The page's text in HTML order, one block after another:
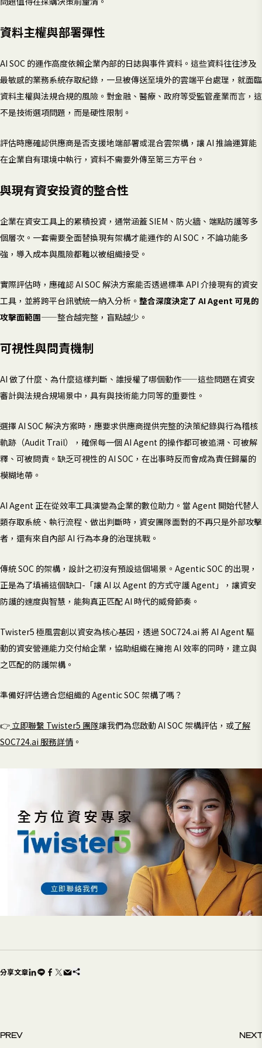
資料主權與部署彈性
AI SOC 的運作高度依賴企業內部的日誌與事件資料。這些資料往往涉及
最敏感的業務系統存取紀錄，一旦被傳送至境外的雲端平台處理，就面臨
資料主權與法規合規的風險。對金融、醫療、政府等受監管產業而言，這
不是技術選項問題，而是硬性限制。
評估時應確認供應商是否支援地端部署或混合雲架構，讓 AI 推論運算能
在企業自有環境中執行，資料不需要外傳至第三方平台。
與現有資安投資的整合性
企業在資安工具上的累積投資，通常涵蓋 SIEM、防火牆、端點防護等多
個層次。一套需要全面替換現有架構才能運作的 AI SOC，不論功能多
強，導入成本與風險都難以被組織接受。
實際評估時，應確認 AI SOC 解決方案能否透過標準 API 介接現有的資安
工具，並將跨平台訊號統一納入分析。 整合深度決定了 AI Agent 可見的
攻擊面範圍——整合越完整，盲點越少。
可視性與問責機制
AI 做了什麼、為什麼這樣判斷、誰授權了哪個動作——這些問題在資安
審計與法規合規場景中，具有與技術能力同等的重要性。
選擇 AI SOC 解決方案時，應要求供應商提供完整的決策紀錄與行為稽核
軌跡（Audit Trail），確保每一個 AI Agent 的操作都可被追溯、可被解
釋、可被問責。缺乏可視性的 AI SOC，在出事時反而會成為責任歸屬的
模糊地帶。
AI Agent 正在從效率工具演變為企業的數位助力。當 Agent 開始代替人
類存取系統、執行流程、做出判斷時，資安團隊面對的不再只是外部攻擊
者，還有來自內部 AI 行為本身的治理挑戰。
傳統 SOC 的架構，設計之初沒有預設這個場景。Agentic SOC 的出現，
正是為了填補這個缺口-「讓 AI 以 Agent 的方式守護 Agent」，讓資安
防護的速度與智慧，能夠真正匹配 AI 時代的威脅節奏。
Twister5 極風雲創以資安為核心基因，透過 SOC724.ai 將 AI Agent 驅
動的資安營運能力交付給企業，協助組織在擁抱 AI 效率的同時，建立與
之匹配的防護架構。
準備好評估適合您組織的 Agentic SOC 架構了嗎？
👉 立即聯繫 Twister5 團隊讓我們為您啟動 AI SOC 架構評估，或了解
SOC724.ai 服務詳情 。
分享文章
PREV NEXT